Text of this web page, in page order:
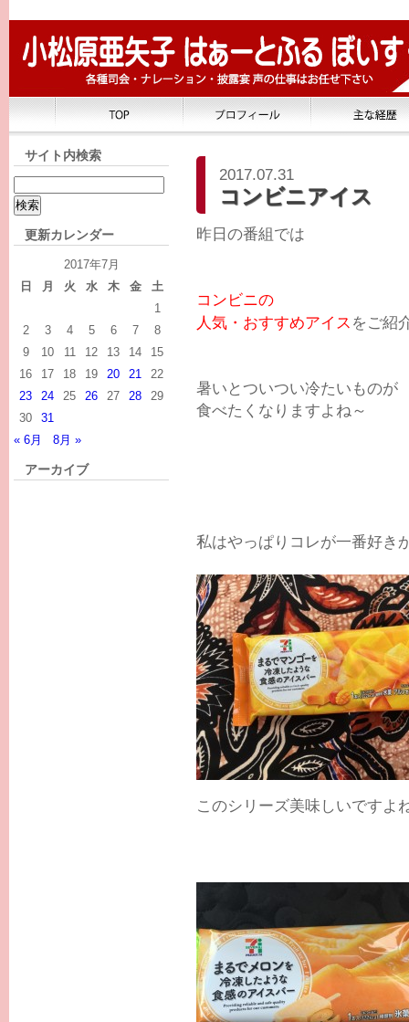
サイト内検索
更新カレンダー
2017年7月
日
月 火 水 木 金
土
1
2
3 4 5 6 7
8
9
10 11 12 13 14
15
16
17 18 19 20 21
22
23
24 25 26 27 28
29
30
31
« 6月
8月 »
アーカイブ
2017.07.31
コンビニアイス
昨日の番組では
コンビニの
人気・おすすめアイス をご紹
暑いとついつい冷たいものが
食べたくなりますよね～
私はやっぱりコレが一番好き
このシリーズ美味しいですよ